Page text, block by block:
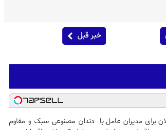
خبر قبل
برای مدیران عامل با دندان مصنوعی سبک و مقاوم